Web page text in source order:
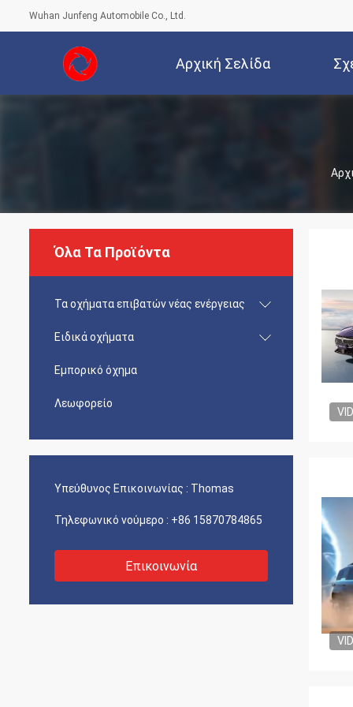
Wuhan Junfeng Automobile Co., Ltd.
Αρχική Σελίδα
Όλα Τα Προϊόντα
Τα οχήματα επιβατών νέας ενέργειας
Ειδικά οχήματα
Εμπορικό όχημα
Λεωφορείο
Υπεύθυνος Επικοινωνίας : Thomas
Τηλεφωνικό νούμερο : +86 15870784865
Επικοινωνία